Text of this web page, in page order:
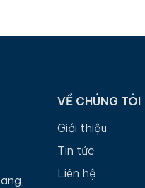
VỀ CHÚNG TÔI
Giới thiệu
Tin tức
Liên hệ